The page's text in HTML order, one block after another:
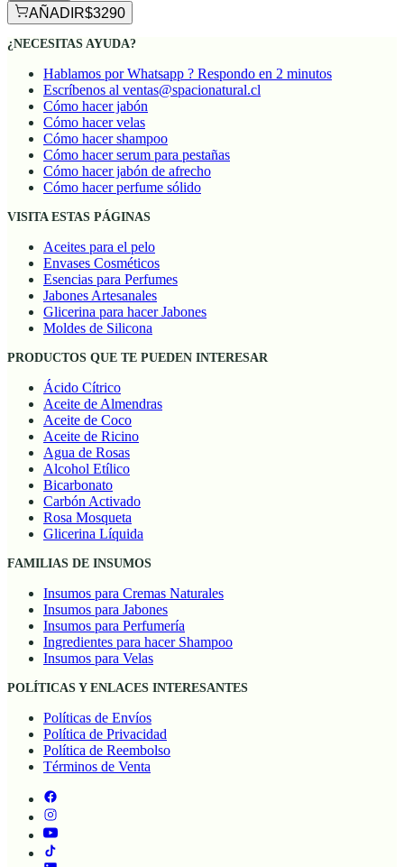
AÑADIR$3290
¿NECESITAS AYUDA?
Hablamos por Whatsapp ? Respondo en 2 minutos
Escríbenos al ventas@spacionatural.cl
Cómo hacer jabón
Cómo hacer velas
Cómo hacer shampoo
Cómo hacer serum para pestañas
Cómo hacer jabón de afrecho
Cómo hacer perfume sólido
VISITA ESTAS PÁGINAS
Aceites para el pelo
Envases Cosméticos
Esencias para Perfumes
Jabones Artesanales
Glicerina para hacer Jabones
Moldes de Silicona
PRODUCTOS QUE TE PUEDEN INTERESAR
Ácido Cítrico
Aceite de Almendras
Aceite de Coco
Aceite de Ricino
Agua de Rosas
Alcohol Etílico
Bicarbonato
Carbón Activado
Rosa Mosqueta
Glicerina Líquida
FAMILIAS DE INSUMOS
Insumos para Cremas Naturales
Insumos para Jabones
Insumos para Perfumería
Ingredientes para hacer Shampoo
Insumos para Velas
POLÍTICAS Y ENLACES INTERESANTES
Políticas de Envíos
Política de Privacidad
Política de Reembolso
Términos de Venta